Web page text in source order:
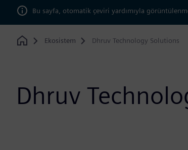
Bu sayfa, otomatik çeviri yardımıyla
Home
Ekosistem Dhruv Technology Solutions
Dhruv